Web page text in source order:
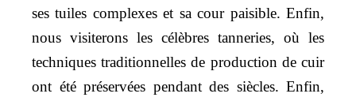
ses tuiles complexes et sa cour paisible. Enfin,
nous visiterons les célèbres tanneries, où les
techniques traditionnelles de production de cuir
ont été préservées pendant des siècles. Enfin,